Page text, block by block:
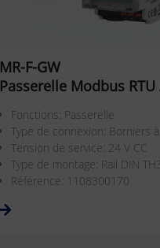
MR-F-GW
Passerelle Modbus
Fonctions: Passerelle
Type de connexion: Borniers
Tension de service: 24 V CC
Type de montage: Rail DIN
Référence: 1108300170